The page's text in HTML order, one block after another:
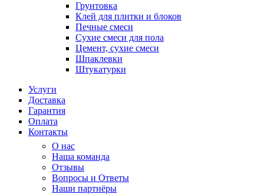
Грунтовка
Клей для плитки и блоков
Печные смеси
Сухие смеси для пола
Цемент, сухие смеси
Шпаклевки
Штукатурки
Услуги
Доставка
Гарантия
Оплата
Контакты
О нас
Наша команда
Отзывы
Вопросы и Ответы
Наши партнёры